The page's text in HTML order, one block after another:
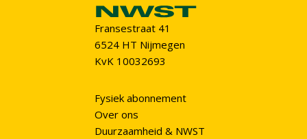
Fransestraat 41
6524 HT Nijmegen
KvK 10032693
Fysiek abonnement
Over ons
Duurzaamheid & NWST